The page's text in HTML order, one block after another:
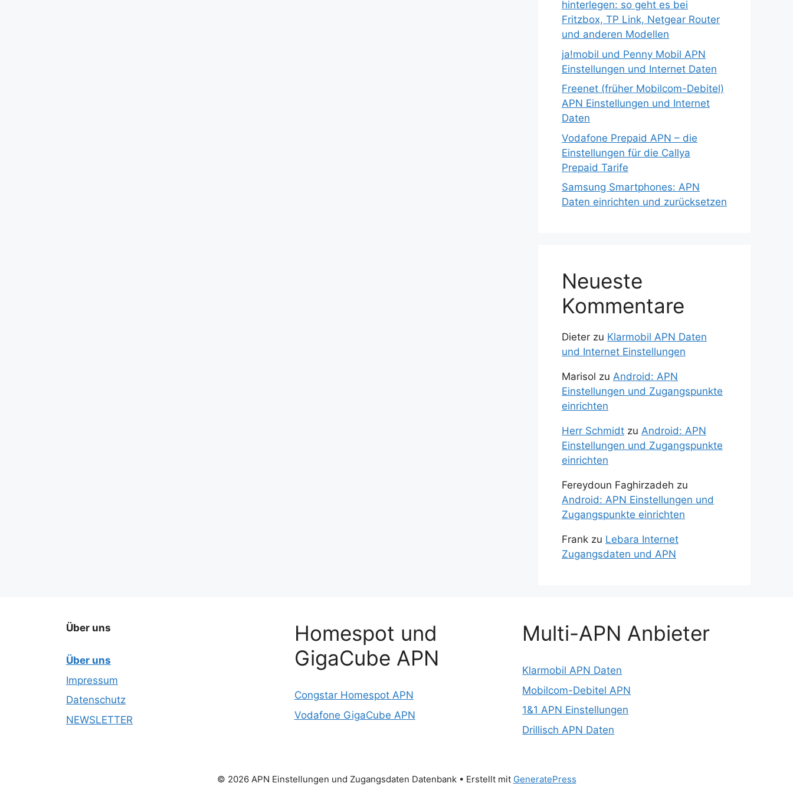
hinterlegen: so geht es bei
Fritzbox, TP Link, Netgear Router
und anderen Modellen
ja!mobil und Penny Mobil APN
Einstellungen und Internet Daten
Freenet (früher Mobilcom-Debitel)
APN Einstellungen und Internet
Daten
Vodafone Prepaid APN – die
Einstellungen für die Callya
Prepaid Tarife
Samsung Smartphones: APN
Daten einrichten und zurücksetzen
Neueste
Kommentare
Dieter zu Klarmobil APN Daten
und Internet Einstellungen
Marisol zu Android: APN
Einstellungen und Zugangspunkte
einrichten
Herr Schmidt zu Android: APN
Einstellungen und Zugangspunkte
einrichten
Fereydoun Faghirzadeh zu
Android: APN Einstellungen und
Zugangspunkte einrichten
Frank zu Lebara Internet
Zugangsdaten und APN
Über uns
Über uns
Impressum
Datenschutz
NEWSLETTER
Homespot und
GigaCube APN
Congstar Homespot APN
Vodafone GigaCube APN
Multi-APN Anbieter
Klarmobil APN Daten
Mobilcom-Debitel APN
1&1 APN Einstellungen
Drillisch APN Daten
© 2026 APN Einstellungen und Zugangsdaten Datenbank• Erstellt mit GeneratePress